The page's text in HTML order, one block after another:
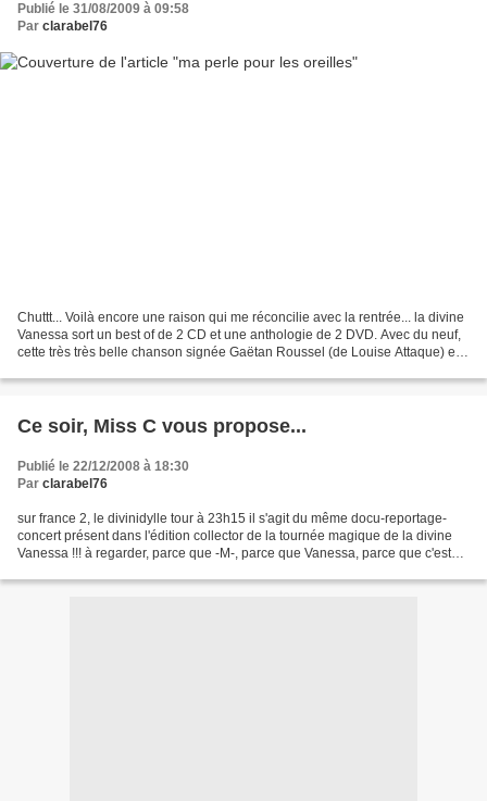
Publié le 31/08/2009 à 09:58
Par clarabel76
Chuttt... Voilà encore une raison qui me réconcilie avec la rentrée... la divine
Vanessa sort un best of de 2 CD et une anthologie de 2 DVD. Avec du neuf,
cette très très belle chanson signée Gaëtan Roussel (de Louise Attaque) et I
Ce soir, Miss C vous propose...
Publié le 22/12/2008 à 18:30
Par clarabel76
sur france 2, le divinidylle tour à 23h15 il s'agit du même docu-reportage-
concert présent dans l'édition collector de la tournée magique de la divine
Vanessa !!! à regarder, parce que -M-, parce que Vanessa, parce que c'est